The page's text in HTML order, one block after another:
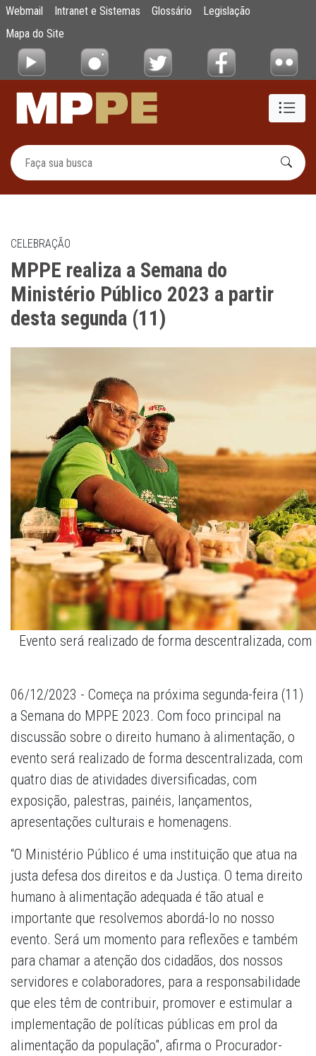
Pular para o Conteúdo principal
MPPE realiza a Semana do Ministério
Webmail Intranet e Sistemas Glossário
Legislação
Mapa do Site
CELEBRAÇÃO
MPPE realiza a Semana do
Ministério Público 2023 a partir
desta segunda (11)
Evento será realizado de forma descentralizada,
06/12/2023 - Começa na próxima segunda-feira (11)
a Semana do MPPE 2023. Com foco principal na
discussão sobre o direito humano à alimentação, o
evento será realizado de forma descentralizada, com
quatro dias de atividades diversificadas, com
exposição, palestras, painéis, lançamentos,
apresentações culturais e homenagens.
“O Ministério Público é uma instituição que atua na
justa defesa dos direitos e da Justiça. O tema direito
humano à alimentação adequada é tão atual e
importante que resolvemos abordá-lo no nosso
evento. Será um momento para reflexões e também
para chamar a atenção dos cidadãos, dos nossos
servidores e colaboradores, para a responsabilidade
que eles têm de contribuir, promover e estimular a
implementação de políticas públicas em prol da
alimentação da população", afirma o Procurador-